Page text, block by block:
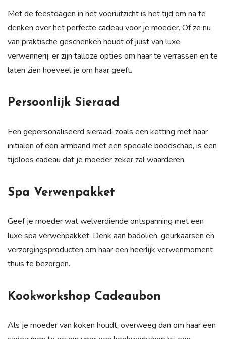
Met de feestdagen in het vooruitzicht is het tijd om na te
denken over het perfecte cadeau voor je moeder. Of ze nu
van praktische geschenken houdt of juist van luxe
verwennerij, er zijn talloze opties om haar te verrassen en te
laten zien hoeveel je om haar geeft.
Persoonlijk Sieraad
Een gepersonaliseerd sieraad, zoals een ketting met haar
initialen of een armband met een speciale boodschap, is een
tijdloos cadeau dat je moeder zeker zal waarderen.
Spa Verwenpakket
Geef je moeder wat welverdiende ontspanning met een
luxe spa verwenpakket. Denk aan badoliën, geurkaarsen en
verzorgingsproducten om haar een heerlijk verwenmoment
thuis te bezorgen.
Kookworkshop Cadeaubon
Als je moeder van koken houdt, overweeg dan om haar een